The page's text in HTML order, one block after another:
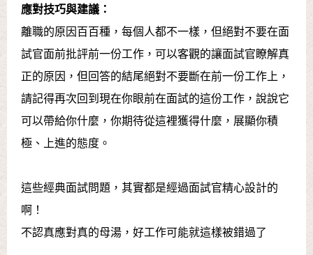
應對技巧與建議：
離職的原因百百種，每個人都不一樣，但絕對不要在面
試官面前批評前一份工作，可以客觀的讓面試官瞭解真
正的原因，但回答的結尾絕對不要斷在前一份工作上，
請記得再次回到現在你眼前在面試的這份工作，說說它
可以帶給你什麼，你期待從這裡獲得什麼，展顯你積
極、上進的態度。
這些經典面試問題，其實都是經過面試官精心設計的
啊！
不認真應對真的母湯，好工作可能就這樣被錯過了